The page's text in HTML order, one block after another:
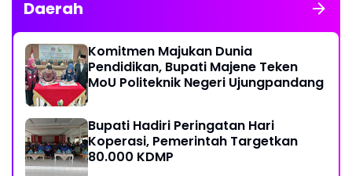
Daerah
Komitmen Majukan Dunia
Pendidikan, Bupati Majene Teken
MoU Politeknik Negeri Ujungpandang
Bupati Hadiri Peringatan Hari
Koperasi, Pemerintah Targetkan
80.000 KDMP